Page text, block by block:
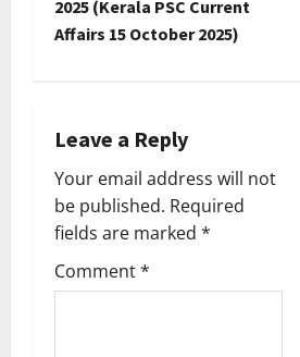
a
g
a
t
i
2025 (Kerala PSC Current
Affairs 15 October 2025)
Leave a Reply
Your email address will not
be published. Required
fields are marked *
Comment*